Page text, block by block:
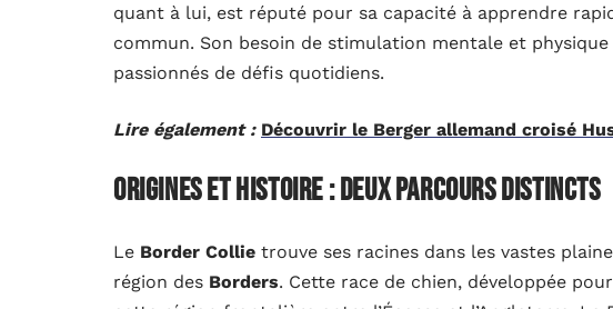
quant à lui, est réputé pour sa capacité à apprendre
commun. Son besoin de stimulation mentale et
passionnés de défis quotidiens.
Lire également : Découvrir le Berger allemand croisé
Origines et histoire : deux parcours distincts
Le Border Collie trouve ses racines dans les vastes
région des Borders. Cette race de chien, développée